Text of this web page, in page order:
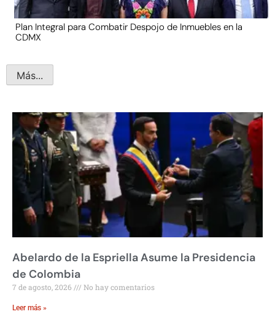
Plan Integral para Combatir Despojo de Inmuebles en la
CDMX
Más...
Abelardo de la Espriella Asume la Presidencia
de Colombia
7 de agosto, 2026 No hay comentarios
Leer más »